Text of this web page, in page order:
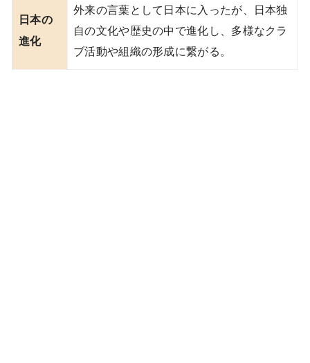
日本の
進化
外来の言葉として日本に入ったが、日本独
自の文化や歴史の中で進化し、多様なクラ
ブ活動や組織の形成に繋がる。